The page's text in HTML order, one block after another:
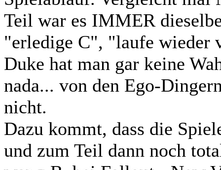
Teil war es IMMER
"erledige C", "laufe wieder
Duke hat man gar keine
nada... von den Ego-
nicht.
Dazu kommt, dass die
und zum Teil dann noch